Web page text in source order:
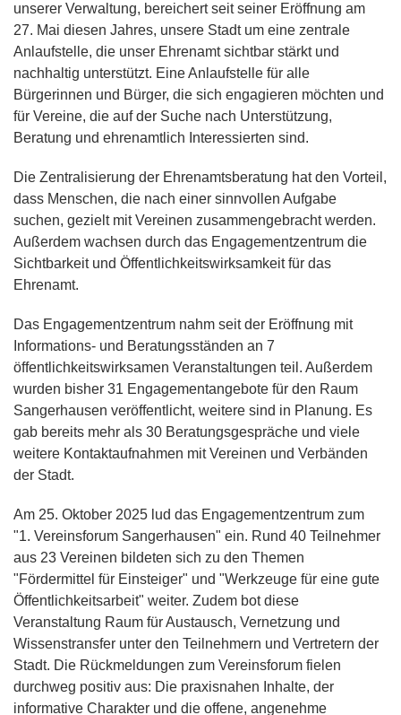
unserer Verwaltung, bereichert seit seiner Eröffnung am
27. Mai diesen Jahres, unsere Stadt um eine zentrale
Anlaufstelle, die unser Ehrenamt sichtbar stärkt und
nachhaltig unterstützt. Eine Anlaufstelle für alle
Bürgerinnen und Bürger, die sich engagieren möchten und
für Vereine, die auf der Suche nach Unterstützung,
Beratung und ehrenamtlich Interessierten sind.
Die Zentralisierung der Ehrenamtsberatung hat den Vorteil,
dass Menschen, die nach einer sinnvollen Aufgabe
suchen, gezielt mit Vereinen zusammengebracht werden.
Außerdem wachsen durch das Engagementzentrum die
Sichtbarkeit und Öffentlichkeitswirksamkeit für das
Ehrenamt.
Das Engagementzentrum nahm seit der Eröffnung mit
Informations- und Beratungsständen an 7
öffentlichkeitswirksamen Veranstaltungen teil. Außerdem
wurden bisher 31 Engagementangebote für den Raum
Sangerhausen veröffentlicht, weitere sind in Planung. Es
gab bereits mehr als 30 Beratungsgespräche und viele
weitere Kontaktaufnahmen mit Vereinen und Verbänden
der Stadt.
Am 25. Oktober 2025 lud das Engagementzentrum zum
"1. Vereinsforum Sangerhausen" ein. Rund 40 Teilnehmer
aus 23 Vereinen bildeten sich zu den Themen
"Fördermittel für Einsteiger" und "Werkzeuge für eine gute
Öffentlichkeitsarbeit" weiter. Zudem bot diese
Veranstaltung Raum für Austausch, Vernetzung und
Wissenstransfer unter den Teilnehmern und Vertretern der
Stadt. Die Rückmeldungen zum Vereinsforum fielen
durchweg positiv aus: Die praxisnahen Inhalte, der
informative Charakter und die offene, angenehme